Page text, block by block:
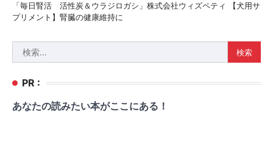
「毎日腎活 活性炭＆ウラジロガシ」株式会社ウィズペティ 【犬用サ
プリメント】腎臓の健康維持に
索:
PR :
あなたの読みたい本がここにある！